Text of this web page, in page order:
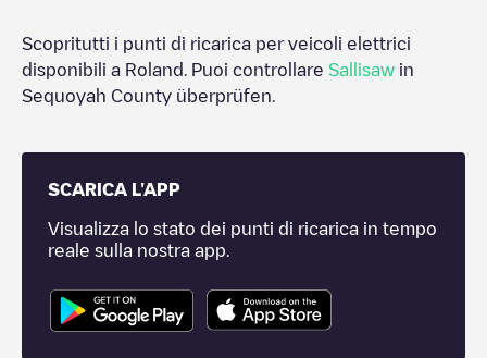
Scopritutti i punti di ricarica per veicoli elettrici
disponibili a Roland . Puoi controllare Sallisaw in
Sequoyah County überprüfen.
SCARICA L'APP
Visualizza lo stato dei punti di ricarica in tempo
reale sulla nostra app.